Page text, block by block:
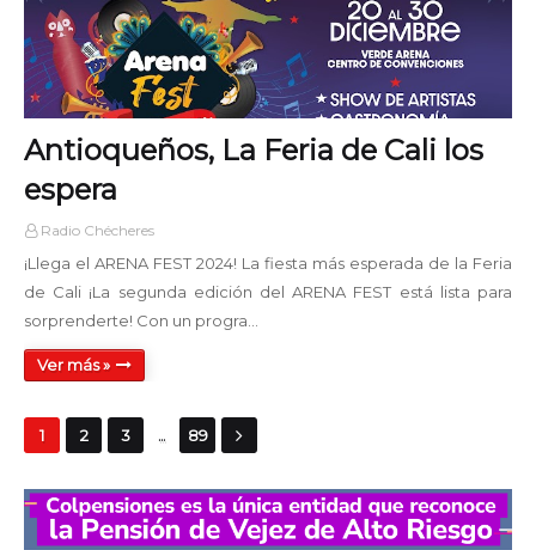
Antioqueños, La Feria de Cali los
espera
Radio Chécheres
¡Llega el ARENA FEST 2024! La fiesta más esperada de la Feria
de Cali ¡La segunda edición del ARENA FEST está lista para
sorprenderte! Con un progra…
Ver más »
1 2 3 ... 89